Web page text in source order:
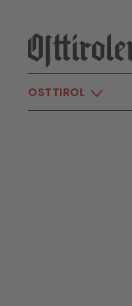
Skip to main content
OSTTIROL